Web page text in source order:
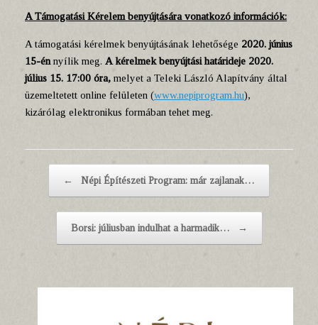
A Támogatási Kérelem benyújtására vonatkozó információk:
A támogatási kérelmek benyújtásának lehetősége 2020. június
15-én nyílik meg. A kérelmek benyújtási határideje 2020.
július 15. 17:00 óra, melyet a Teleki László Alapítvány által
üzemeltetett online felületen (www.nepiprogram.hu),
kizárólag elektronikus formában tehet meg.
←
Népi Építészeti Program: már zajlanak…
Borsi: júliusban indulhat a harmadik… →